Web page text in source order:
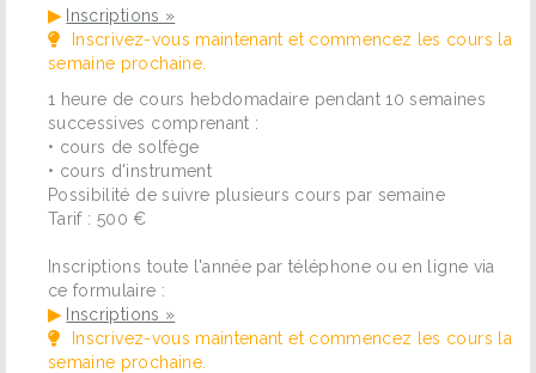
▶ Inscriptions »
Inscrivez-vous maintenant et commencez les cours la
semaine prochaine.
1 heure de cours hebdomadaire pendant 10 semaines
successives comprenant :
• cours de solfège
• cours d'instrument
Possibilité de suivre plusieurs cours par semaine
Tarif : 500 €
Inscriptions toute l'année par téléphone ou en ligne via
ce formulaire :
▶ Inscriptions »
Inscrivez-vous maintenant et commencez les cours la
semaine prochaine.